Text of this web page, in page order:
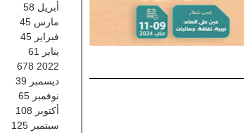
أبريل 58
مارس 45
فبراير 45
يناير
61
2022
678
ديسمبر 39
نوفمبر 65
أكتوبر 108
سبتمبر 125